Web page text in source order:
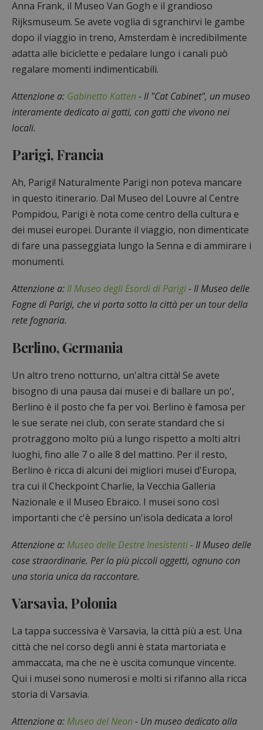
Anna Frank, il Museo Van Gogh e il grandioso
Rijksmuseum. Se avete voglia di sgranchirvi le gambe
dopo il viaggio in treno, Amsterdam è incredibilmente
adatta alle biciclette e pedalare lungo i canali può
regalare momenti indimenticabili.
Attenzione a: Gabinetto Katten- Il "Cat Cabinet", un museo
interamente dedicato ai gatti, con gatti che vivono nei
locali.
Parigi, Francia
Ah, Parigi! Naturalmente Parigi non poteva mancare
in questo itinerario. Dal Museo del Louvre al Centre
Pompidou, Parigi è nota come centro della cultura e
dei musei europei. Durante il viaggio, non dimenticate
di fare una passeggiata lungo la Senna e di ammirare i
monumenti.
Attenzione a: Il Museo degli Esordi di Parigi- Il Museo delle
Fogne di Parigi, che vi porta sotto la città per un tour della
rete fognaria.
Berlino, Germania
Un altro treno notturno, un'altra città! Se avete
bisogno di una pausa dai musei e di ballare un po',
Berlino è il posto che fa per voi. Berlino è famosa per
le sue serate nei club, con serate standard che si
protraggono molto più a lungo rispetto a molti altri
luoghi, fino alle 7 o alle 8 del mattino. Per il resto,
Berlino è ricca di alcuni dei migliori musei d'Europa,
tra cui il Checkpoint Charlie, la Vecchia Galleria
Nazionale e il Museo Ebraico. I musei sono così
importanti che c'è persino un'isola dedicata a loro!
Attenzione a:Museo delle Destre Inesistenti- Il Museo delle
cose straordinarie. Per lo più piccoli oggetti, ognuno con
una storia unica da raccontare.
Varsavia, Polonia
La tappa successiva è Varsavia, la città più a est. Una
città che nel corso degli anni è stata martoriata e
ammaccata, ma che ne è uscita comunque vincente.
Qui i musei sono numerosi e molti si rifanno alla ricca
storia di Varsavia.
Attenzione a:Museo del Neon- Un museo dedicato alla